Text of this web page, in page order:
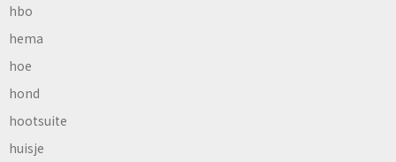
hbo
hema
hoe
hond
hootsuite
huisje